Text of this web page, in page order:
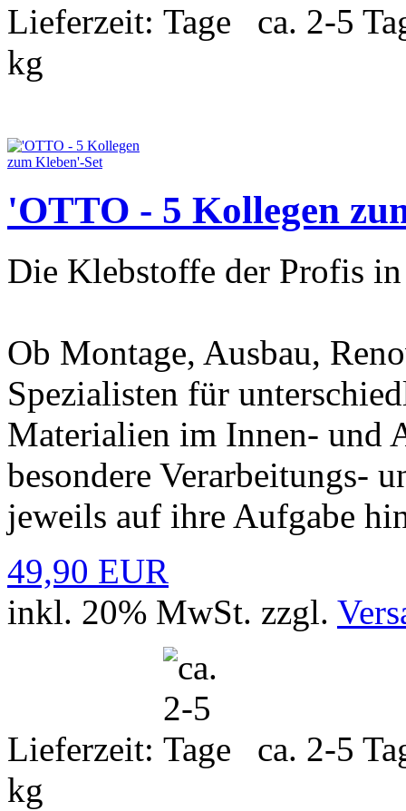
Lieferzeit:
ca. 2-5
kg
'OTTO - 5 Kollegen
Die Klebstoffe der Profis
Ob Montage, Ausbau,
Spezialisten für
Materialien im Innen- und
besondere Verarbeitungs-
jeweils auf ihre Aufgabe
49,90 EUR
inkl. 20% MwSt. zzgl.
Lieferzeit:
ca. 2-5
kg